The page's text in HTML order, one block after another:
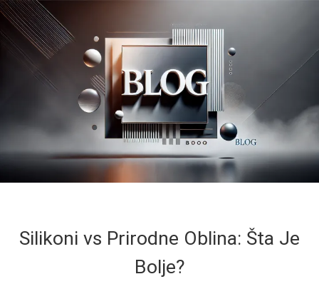
Silikoni vs Prirodne Oblina: Šta Je
Bolje?